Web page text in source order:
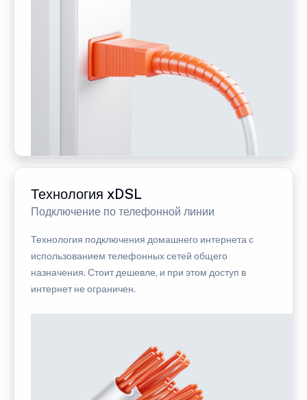
Технология xDSL
Подключение по телефонной линии
Технология подключения домашнего интернета с
использованием телефонных сетей общего
назначения. Стоит дешевле, и при этом доступ в
интернет не ограничен.